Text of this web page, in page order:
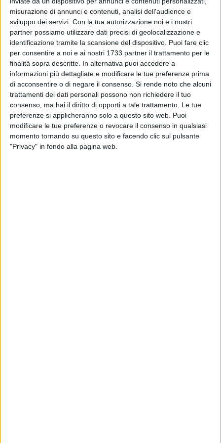
misurazione di annunci e contenuti, analisi dell'audience e
sviluppo dei servizi. Con la tua autorizzazione noi e i nostri
partner possiamo utilizzare dati precisi di geolocalizzazione e
identificazione tramite la scansione del dispositivo. Puoi fare clic
per consentire a noi e ai nostri 1733 partner il trattamento per le
finalità sopra descritte. In alternativa puoi accedere a
informazioni più dettagliate e modificare le tue preferenze prima
di acconsentire o di negare il consenso. Si rende noto che alcuni
trattamenti dei dati personali possono non richiedere il tuo
consenso, ma hai il diritto di opporti a tale trattamento. Le tue
preferenze si applicheranno solo a questo sito web. Puoi
modificare le tue preferenze o revocare il consenso in qualsiasi
momento tornando su questo sito e facendo clic sul pulsante
"Privacy" in fondo alla pagina web.
ottenuti e sulle prospettive terapeutiche, nasce la serata di
beneficenza "Ricordando Christian, il più sorridente tra gli
angeli". La serata, patrocinata dalla sesta provincia, dal
comune di Barletta e dall'associazione circolo Tennis
Barletta "Hugo Simmen", si terrà sabato 2 ottobre presso il
Teatro comunale, dalle ore 20.00.
Il tutto per mantenere vivo il ricordo di Christian Miani, per
tutti "il professore", 31enne barlettano scomparso dopo aver
sofferto inenarrabili dolori a causa del Glioblastoma, un
tumore cerebrale molto aggressivo, che lascia ben poche
speranze di sopravvivere. Christian è stato esempio di forza,
coraggio e amore per la vita, che ha espresso sempre, in